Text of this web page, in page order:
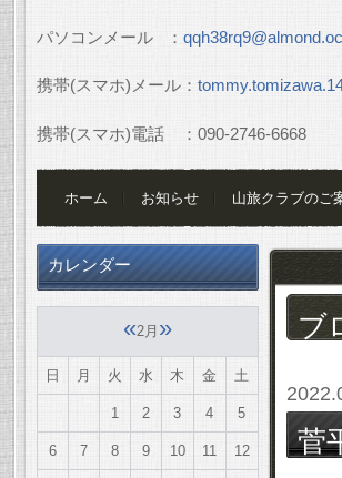
パソコンメール ：
携帯(スマホ)メール：
携帯(スマホ)電話 ： 090-2746-6668電
ホーム お知らせ 山旅クラブのご
ブ
菅
カレンダー
«2月 »
日 月 火 水 木 金 土
1 2 3 4 5
6 7 8 9 10 11 12